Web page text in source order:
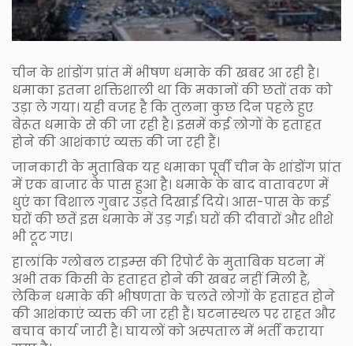
चीन के शांडोंग प्रांत में भीषण धमाके की खबर आ रही है।
धमाका इतना शक्तिशाली था कि मकानों की छतों तक को
उड़ा ले गया। यही वजह है कि तुलना कुछ दिन पहले हुए
बेरूत धमाके से की जा रही है। इसमें कई लोगों के हताहत
होने की आशंकाएं व्यक्त की जा रही हैं।
जानकारी के मुताबिक यह धमाका पूर्वी चीन के शांडोंग प्रांत
में एक बाजार के पास हुआ है। धमाके के बाद वातावरण में
धुएं का विशाल गुबार उड़ते दिखाई दिये। आस-पास के कई
घरों की छतें इस धमाके में उड़ गई। घरों की दीवारों और शीशे
भी टूट गए।
हालांकि ग्लोबल टाइम्‍स की रिपोर्ट के मुताबिक घटना में
अभी तक किसी के हताहत होने की खबर नहीं म‍िली है,
लेकिन धमाके की भीषणता के चलते लोगों के हताहत होने
की आशंकाएं व्यक्त की जा रही हैं। घटनास्‍थल पर राहत और
बचाव कार्य जारी है। घायलों को अस्‍पताल में भर्ती कराया